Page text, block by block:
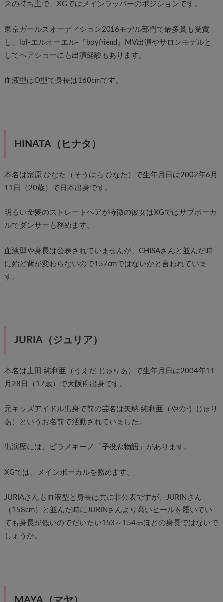
スの持ち主で、XGではメインラッパーのポジションです。
東京ガールズオーディション2016モデル部門で最多賞も受賞
し、lol-エルオーエル-『boyfriend』MV出演やサロンモデルと
してヘアショーにも出演経験もあります。
血液型はO型で身長は160cmです。
HINATA（ヒナタ）
本名は宗原 ひなた（そうはら ひなた）で生年月日は2002年6月
11日（20歳）で日本出身です。
明るい金髪のストレートヘアが特徴の彼女はXGではサブボーカ
ルでダンサーも務めます。
血液型や身長は公表されていませんが、CHISAさんと並んだ時
に殆ど背が変わらないので157cmではないかと言われていま
す。
JURIA（ジュリア）
本名は上田 純利亜（うえだ じゅりあ）で生年月日は2004年11
月28日（17歳）で大阪府出身です。
元キッズアイドル出身で前の芸名は矢納 純利亜（やのう じゅり
あ）というお名前で活動されていました。
出演歴には、ピラメキーノ「子役恋物語」があります。
XGでは、メインボーカルを務めます。
JURIAさんも血液型と身長は共に非公表ですが、JURINさん
（158cm）と並んだ時にJURINさんより高いヒールを履いてい
ても身長が低いのでだいたい153～154㎝ほどの身長ではないで
しょうか。
MAYA（マヤ）